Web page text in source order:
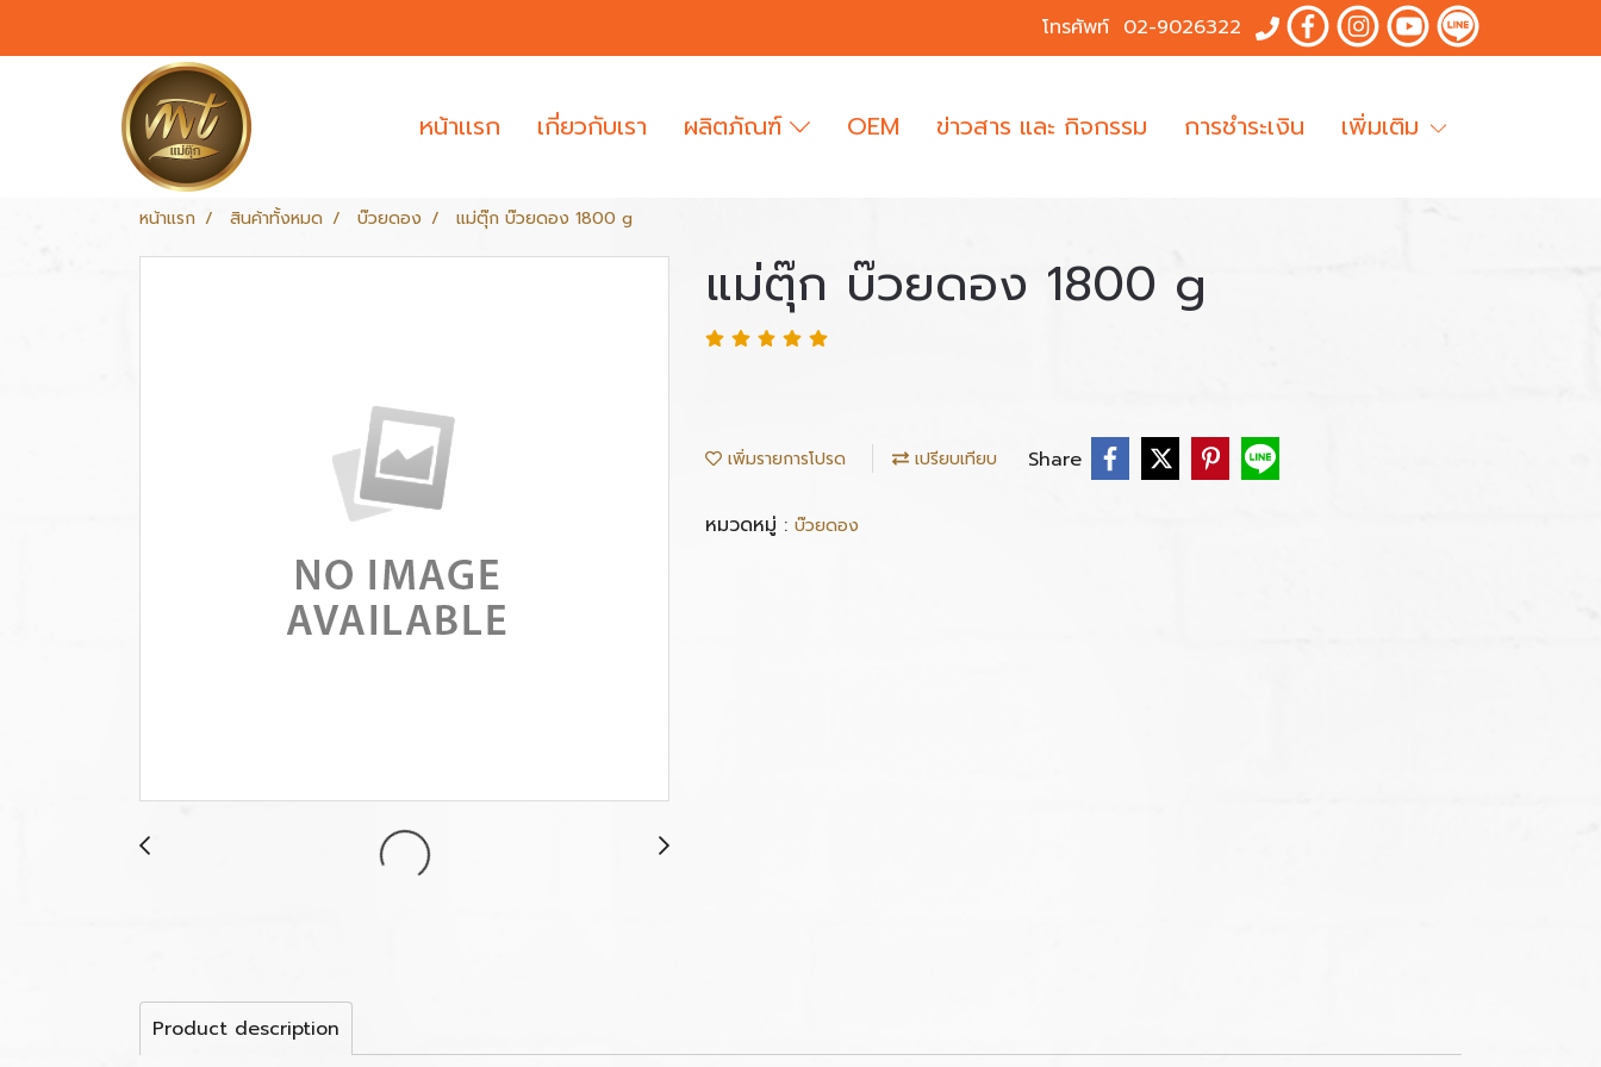
โทรศัพท์ 02-9026322
หน้าเเรก เกี่ยวกับเรา ผลิตภัณฑ์ OEM ข่าวสาร และ กิจกรรม การชำระเงิน เพิ่มเติม
หน้าแรก สินค้าทั้งหมด บ๊วยดอง แม่ตุ๊ก บ๊วยดอง 1800 g
แม่ตุ๊ก บ๊วยดอง 1800 g
เพิ่มรายการโปรด เปรียบเทียบ Share
หมวดหมู่ : บ๊วยดอง
Product description